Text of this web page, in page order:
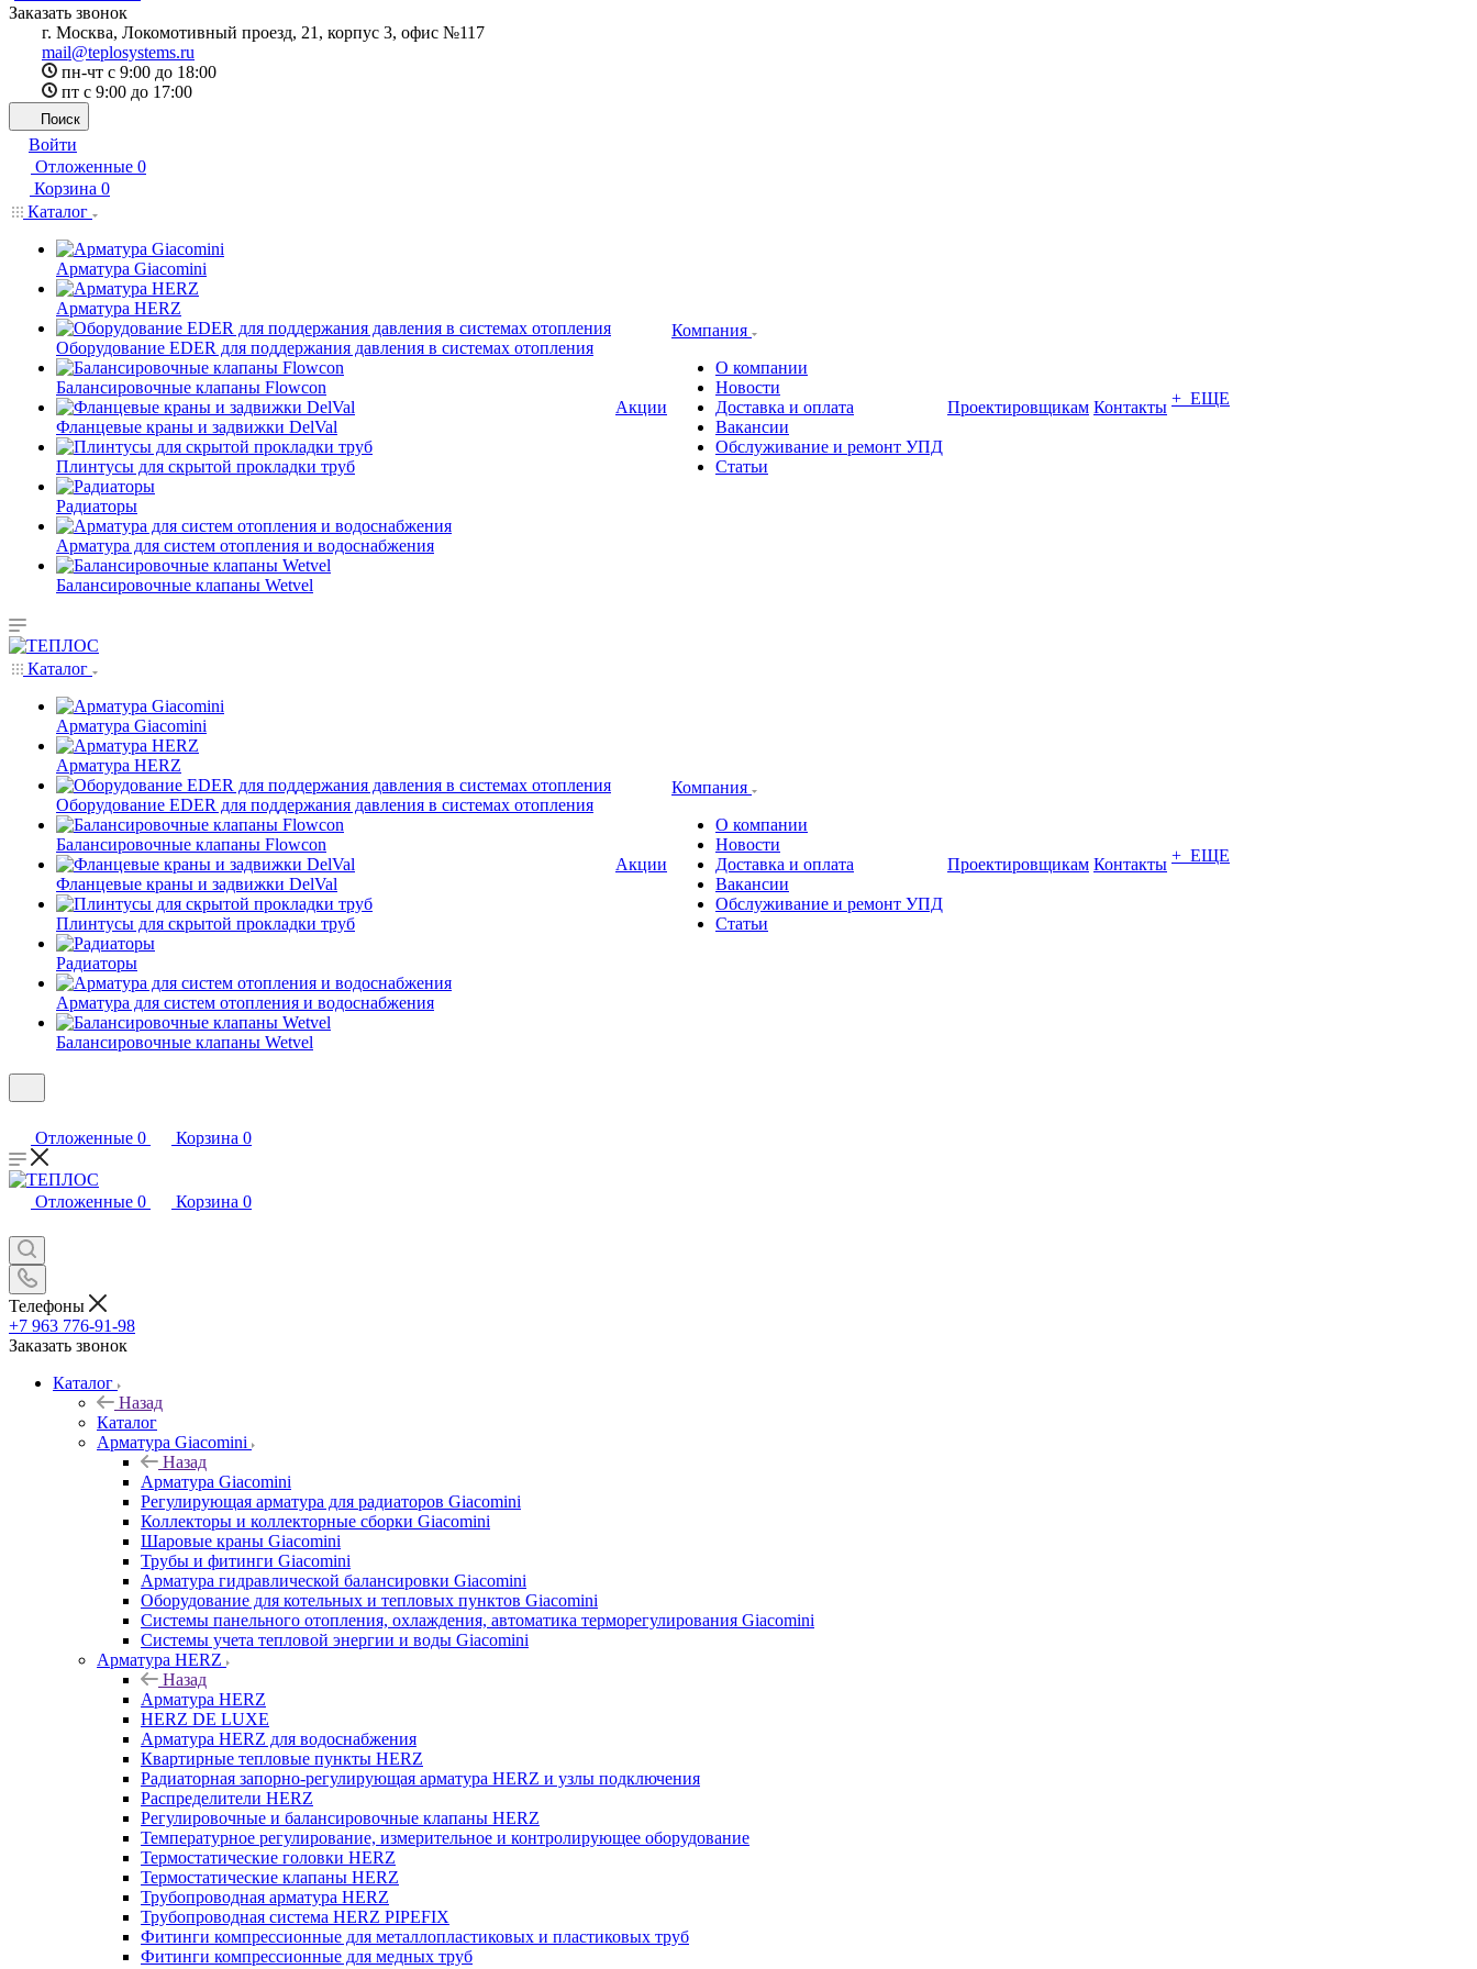
Заказать звонок
г. Москва, Локомотивный проезд, 21, корпус 3, офис №117
mail@teplosystems.ru
пн-чт с 9:00 до 18:00
пт с 9:00 до 17:00
Поиск
Войти
Отложенные 0
Корзина 0
Каталог
Арматура Giacomini
Арматура HERZ
Оборудование EDER для поддержания давления в системах отопления
Балансировочные клапаны Flowcon
Фланцевые краны и задвижки DelVal
Плинтусы для скрытой прокладки труб
Радиаторы
Арматура для систем отопления и водоснабжения
Балансировочные клапаны Wetvel
Акции
Компания
О компании
Новости
Доставка и оплата
Вакансии
Обслуживание и ремонт УПД
Статьи
Проектировщикам Контакты + ЕЩЕ
Каталог
Арматура Giacomini
Арматура HERZ
Оборудование EDER для поддержания давления в системах отопления
Балансировочные клапаны Flowcon
Фланцевые краны и задвижки DelVal
Плинтусы для скрытой прокладки труб
Радиаторы
Арматура для систем отопления и водоснабжения
Балансировочные клапаны Wetvel
Акции
Компания
О компании
Новости
Доставка и оплата
Вакансии
Обслуживание и ремонт УПД
Статьи
Проектировщикам Контакты + ЕЩЕ
Отложенные 0 Корзина 0
Отложенные 0 Корзина 0
Телефоны
+7 963 776-91-98
Заказать звонок
Каталог
Назад
Каталог
Арматура Giacomini
Назад
Арматура Giacomini
Регулирующая арматура для радиаторов Giacomini
Коллекторы и коллекторные сборки Giacomini
Шаровые краны Giacomini
Трубы и фитинги Giacomini
Арматура гидравлической балансировки Giacomini
Оборудование для котельных и тепловых пунктов Giacomini
Системы панельного отопления, охлаждения, автоматика терморегулирования Giacomini
Системы учета тепловой энергии и воды Giacomini
Арматура HERZ
Назад
Арматура HERZ
HERZ DE LUXE
Арматура HERZ для водоснабжения
Квартирные тепловые пункты HERZ
Радиаторная запорно-регулирующая арматура HERZ и узлы подключения
Распределители HERZ
Регулировочные и балансировочные клапаны HERZ
Температурное регулирование, измерительное и контролирующее оборудование
Термостатические головки HERZ
Термостатические клапаны HERZ
Трубопроводная арматура HERZ
Трубопроводная система HERZ PIPEFIX
Фитинги компрессионные для металлопластиковых и пластиковых труб
Фитинги компрессионные для медных труб